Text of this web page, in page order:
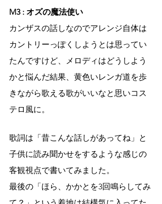
M3 : オズの魔法使い
カンザスの話しなのでアレンジ自体は
カントリーっぽくしようとは思ってい
たんですけど、メロディはどうしよう
かと悩んだ結果、黄色いレンガ道を歩
きながら歌える歌がいいなと思いコス
テロ風に。
歌詞は「昔こんな話しがあってね」と
子供に読み聞かせをするような感じの
客観視点で書いてみました。
最後の「ほら、かかとを3回鳴らしてみ